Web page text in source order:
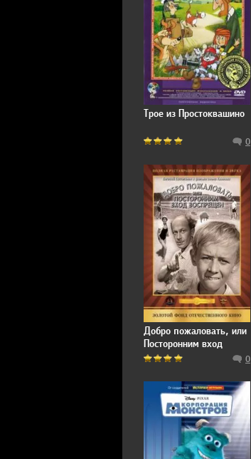
Трое из Простоквашино
0
Добро пожаловать, или
Посторонним вход
воспрещен
0